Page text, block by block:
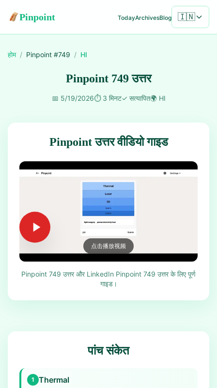
Pinpoint TodayArchivesBlog 🇮🇳
होम / Pinpoint #749 / HI
Pinpoint 749 उत्तर
📅 5/19/2026⏱️ 3 मिनट✓ सत्यापित🌍 HI
Pinpoint उत्तर वीडियो गाइड
点击播放视频
Pinpoint 749 उत्तर और LinkedIn Pinpoint 749 उत्तर के लिए पूर्ण
गाइड।
पांच संकेत
1 Thermal